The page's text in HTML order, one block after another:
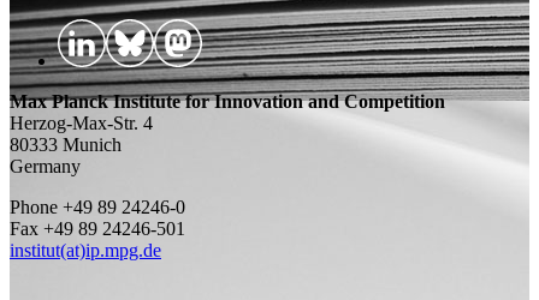
Max Planck Institute for Innovation and Competition
Herzog-Max-Str. 4
80333 Munich
Germany
Phone +49 89 24246-0
Fax +49 89 24246-501
institut(at)ip.mpg.de